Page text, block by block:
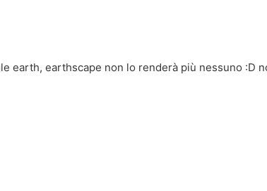
earth, earthscape non lo renderà più nessuno :D